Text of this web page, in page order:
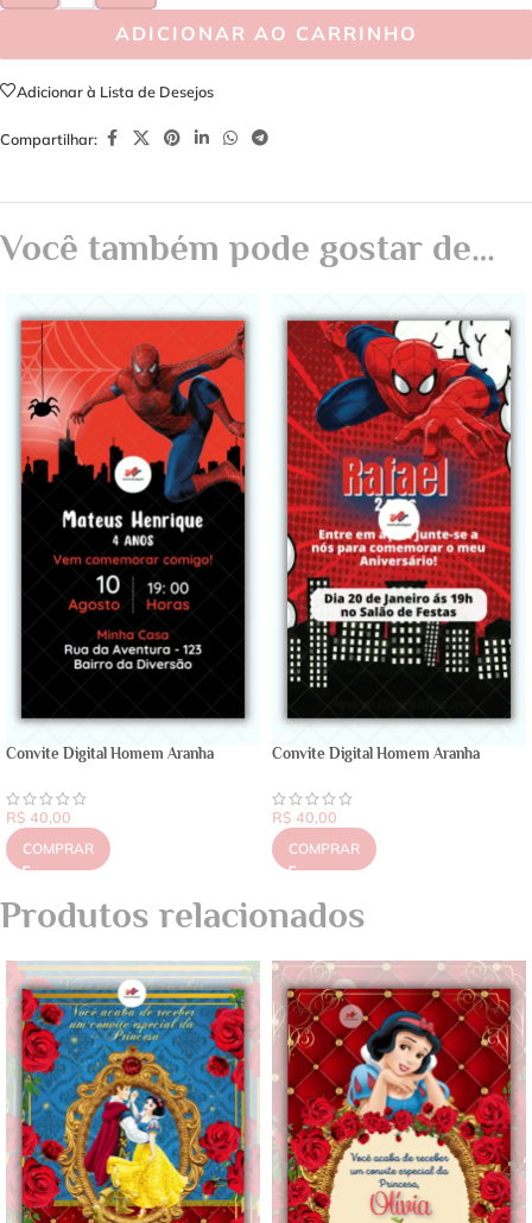
ADICIONAR AO CARRINHO
Adicionar à Lista de Desejos
Compartilhar:
Você também pode gostar de…
Convite Digital Homem Aranha
R$ 40,00
COMPRAR
Convite Digital Homem Aranha
R$ 40,00
COMPRAR
Produtos relacionados